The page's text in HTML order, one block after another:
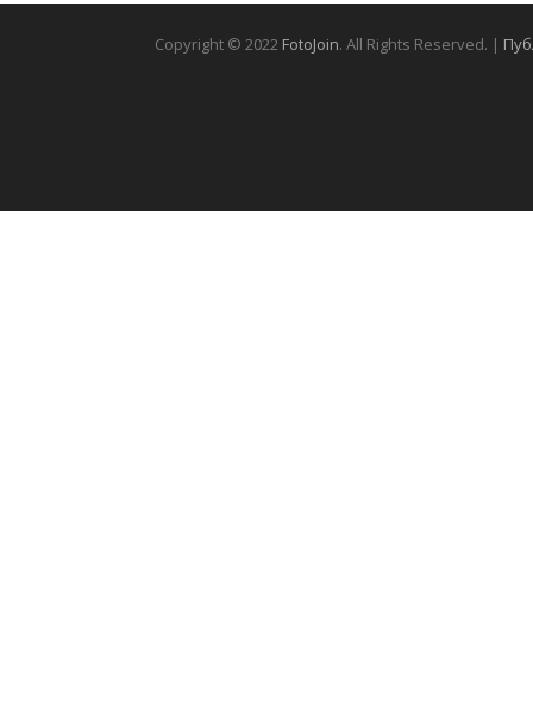
Copyright © 2022 FotoJoin. All Rights Reserved. |